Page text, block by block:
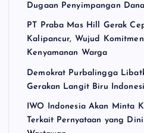
Dugaan Penyimpangan
PT Praba Mas Hill Gerak
Kalipancur, Wujud
Kenyamanan Warga
Demokrat Purbalingga
Gerakan Langit Biru
IWO Indonesia Akan Minta
Terkait Pernyataan yang